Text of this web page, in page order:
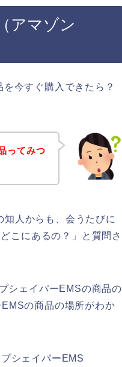
アマゾン
今すぐ購入できたら？
ってみつ
人からも、会うたびに
こにあるの？」と質問さ
シェイパーEMSの商品の
の商品の場所がわか
プシェイパーEMS